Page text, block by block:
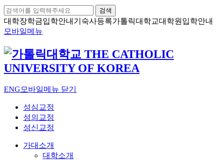
검색
대학장학금입학안내 기숙사등록가톨릭대학교대학원입학안내
모바일메뉴
ENG 모바일메뉴 닫기
성심교정
성의교정
성신교정
가대소개
대학소개